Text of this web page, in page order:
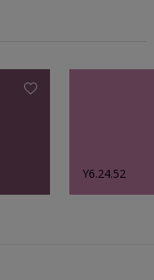
Y6.24.52